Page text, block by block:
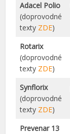
Adacel Polio
(doprovodné
texty ZDE)
Rotarix
(doprovodné
texty ZDE)
Synflorix
(doprovodné
texty ZDE)
Prevenar 13